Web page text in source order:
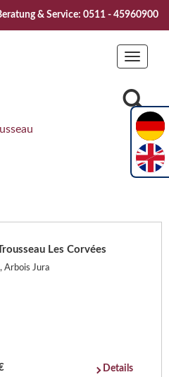
Sommerfest 2026" Vive la
& Service: 0511 - 45960900
Toggle
Les Corvées
Arbois Jura
Details